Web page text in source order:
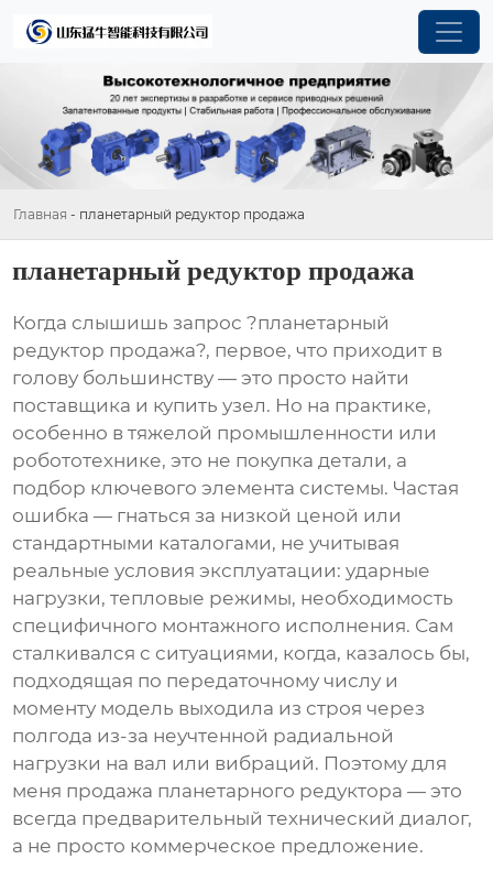
Главная - планетарный редуктор продажа
планетарный редуктор продажа
Когда слышишь запрос ?планетарный
редуктор продажа?, первое, что приходит в
голову большинству — это просто найти
поставщика и купить узел. Но на практике,
особенно в тяжелой промышленности или
робототехнике, это не покупка детали, а
подбор ключевого элемента системы. Частая
ошибка — гнаться за низкой ценой или
стандартными каталогами, не учитывая
реальные условия эксплуатации: ударные
нагрузки, тепловые режимы, необходимость
специфичного монтажного исполнения. Сам
сталкивался с ситуациями, когда, казалось бы,
подходящая по передаточному числу и
моменту модель выходила из строя через
полгода из-за неучтенной радиальной
нагрузки на вал или вибраций. Поэтому для
меня продажа планетарного редуктора — это
всегда предварительный технический диалог,
а не просто коммерческое предложение.